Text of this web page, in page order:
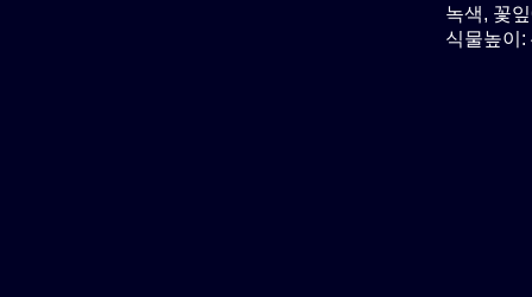
녹색, 꽃
식물높이: